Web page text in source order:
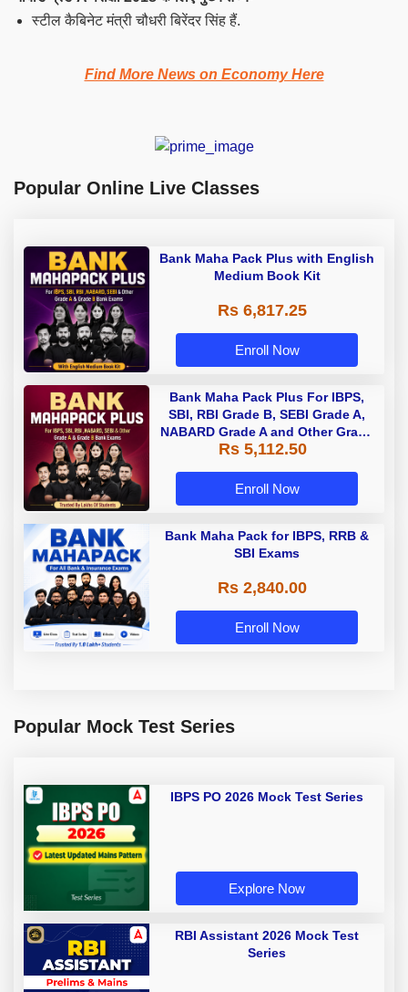
स्टील कैबिनेट मंत्री चौधरी बिरेंदर सिंह हैं.
Find More News on Economy Here
Popular Online Live Classes
Bank Maha Pack Plus with English
Medium Book Kit
Rs 6,817.25
Enroll Now
Bank Maha Pack Plus For IBPS,
SBI, RBI Grade B, SEBI Grade A,
NABARD Grade A and Other Grade
A & Grade B Bank Exams
Rs 5,112.50
Enroll Now
Bank Maha Pack for IBPS, RRB &
SBI Exams
Rs 2,840.00
Enroll Now
Popular Mock Test Series
IBPS PO 2026 Mock Test Series
Explore Now
RBI Assistant 2026 Mock Test
Series